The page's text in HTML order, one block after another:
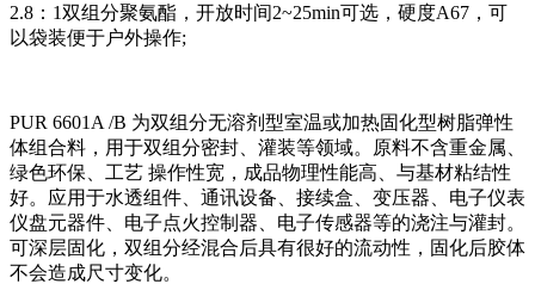
2.8：1双组分聚氨酯，开放时间2~25min可选，硬度A67，可
以袋装便于户外操作;
PUR 6601A /B 为双组分无溶剂型室温或加热固化型树脂弹性
体组合料，用于双组分密封、灌装等领域。原料不含重金属、
绿色环保、工艺 操作性宽，成品物理性能高、与基材粘结性
好。应用于水透组件、通讯设备、接续盒、变压器、电子仪表
仪盘元器件、电子点火控制器、电子传感器等的浇注与灌封。
可深层固化，双组分经混合后具有很好的流动性，固化后胶体
不会造成尺寸变化。